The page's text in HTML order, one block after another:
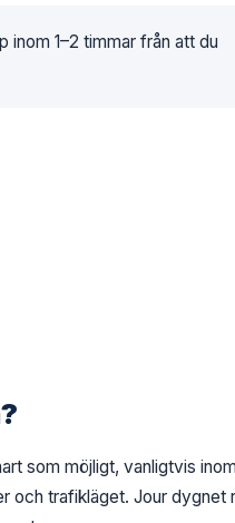
inom 1–2 timmar från att du
som möjligt, vanligtvis
och trafikläget. Jour dygnet